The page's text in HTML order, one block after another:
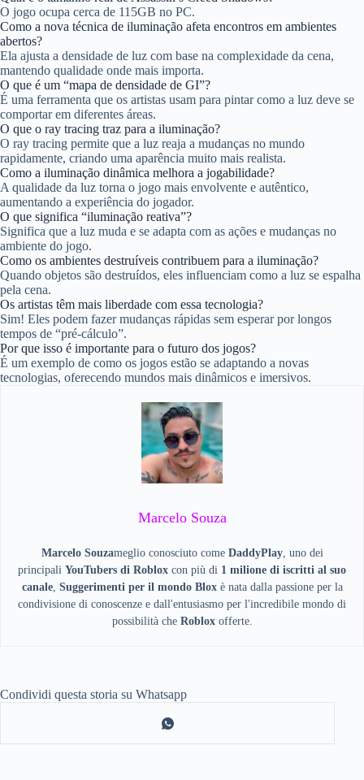
O jogo ocupa cerca de 115GB no PC.
Como a nova técnica de iluminação afeta encontros em ambientes
abertos?
Ela ajusta a densidade de luz com base na complexidade da cena,
mantendo qualidade onde mais importa.
O que é um “mapa de densidade de GI”?
É uma ferramenta que os artistas usam para pintar como a luz deve se
comportar em diferentes áreas.
O que o ray tracing traz para a iluminação?
O ray tracing permite que a luz reaja a mudanças no mundo
rapidamente, criando uma aparência muito mais realista.
Como a iluminação dinâmica melhora a jogabilidade?
A qualidade da luz torna o jogo mais envolvente e autêntico,
aumentando a experiência do jogador.
O que significa “iluminação reativa”?
Significa que a luz muda e se adapta com as ações e mudanças no
ambiente do jogo.
Como os ambientes destruíveis contribuem para a iluminação?
Quando objetos são destruídos, eles influenciam como a luz se espalha
pela cena.
Os artistas têm mais liberdade com essa tecnologia?
Sim! Eles podem fazer mudanças rápidas sem esperar por longos
tempos de “pré-cálculo”.
Por que isso é importante para o futuro dos jogos?
É um exemplo de como os jogos estão se adaptando a novas
tecnologias, oferecendo mundos mais dinâmicos e imersivos.
Marcelo Souza
Marcelo Souzameglio conosciuto come DaddyPlay, uno dei
principali YouTubers di Roblox con più di 1 milione di iscritti al suo
canale, Suggerimenti per il mondo Blox è nata dalla passione per la
condivisione di conoscenze e dall'entusiasmo per l'incredibile mondo di
possibilità che Roblox offerte.
Condividi questa storia su Whatsapp